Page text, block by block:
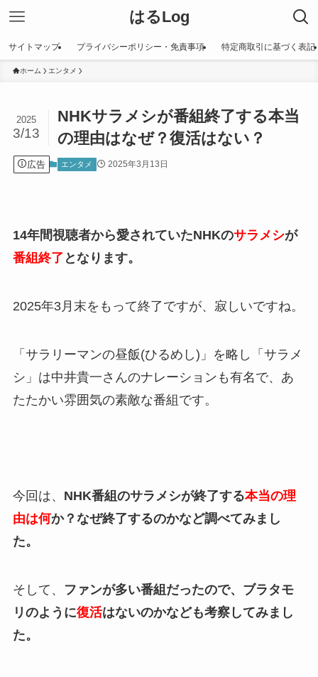
はるLog
サイトマップ プライバシーポリシー・免責事項 特定商取引に基づく表記
ホーム エンタメ
NHKサラメシが番組終了する本当
の理由はなぜ？復活はない？
2025
3/13
広告 エンタメ 2025年3月13日
14年間視聴者から愛されていたNHKのサラメシが
番組終了 となります。
2025年3月末をもって終了ですが、寂しいですね。
「サラリーマンの昼飯(ひるめし)」を略し「サラメ
シ」は中井貴一さんのナレーションも有名で、あ
たたかい雰囲気の素敵な番組です。
今回は、 NHK番組のサラメシが終了する本当の理
由は何か？なぜ終了するのかなど調べてみまし
た。
そして、
ファンが多い番組だったので、ブラタモ
リのように復活はないのかなども考察してみまし
た。